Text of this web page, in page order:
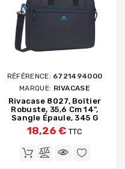
RÉFÉRENCE: 6721494000
MARQUE: RIVACASE
Rivacase 8027, Boîtier
Robuste, 35,6 Cm 14",
Sangle Épaule, 345 G
18,26 € TTC